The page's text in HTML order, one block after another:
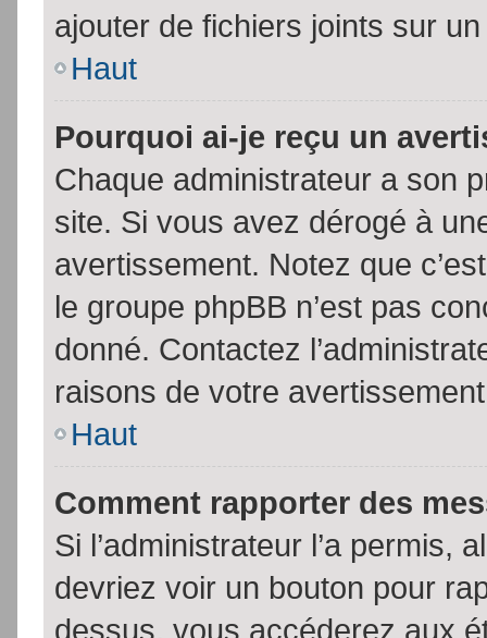
ajouter de fichiers joints sur
Haut
Pourquoi ai-je reçu un
Chaque administrateur a son
site. Si vous avez dérogé à
avertissement. Notez que
le groupe phpBB n’est pas
donné. Contactez
raisons de votre
Haut
Comment rapporter des
Si l’administrateur l’a permis,
devriez voir un bouton pour
dessus, vous accéderez aux